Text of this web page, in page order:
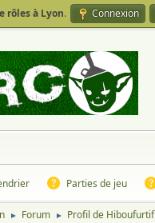
rôles à Lyon. Connexion
Parties de jeu
► Forum ► Profil de Hiboufurtif